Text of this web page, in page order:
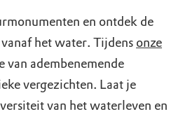
en ontdek de
het water. Tijdens onze
van adembenemende
vergezichten. Laat je
van het waterleven en